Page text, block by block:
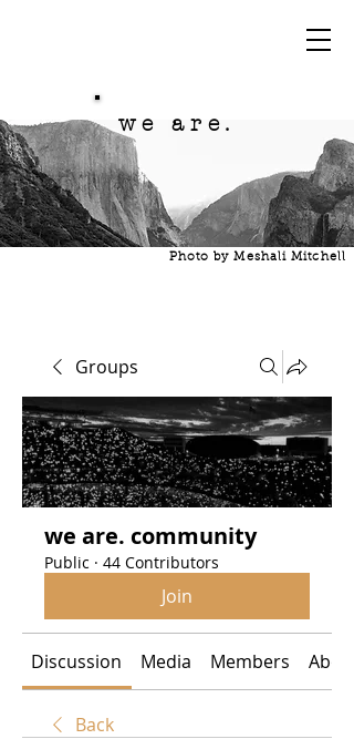
we are.
Photo by Meshali Mitchell
Groups
we are. community
Public · 44 Contributors
Join
Discussion Media Members About
Back